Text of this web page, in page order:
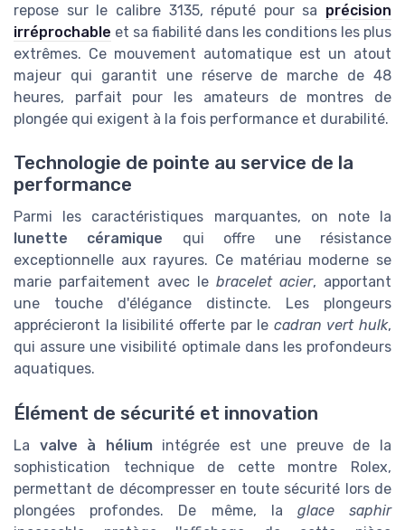
repose sur le calibre 3135, réputé pour sa précision
irréprochable et sa fiabilité dans les conditions les plus
extrêmes. Ce mouvement automatique est un atout
majeur qui garantit une réserve de marche de 48
heures, parfait pour les amateurs de montres de
plongée qui exigent à la fois performance et durabilité.
Technologie de pointe au service de la
performance
Parmi les caractéristiques marquantes, on note la
lunette céramique qui offre une résistance
exceptionnelle aux rayures. Ce matériau moderne se
marie parfaitement avec le bracelet acier, apportant
une touche d'élégance distincte. Les plongeurs
apprécieront la lisibilité offerte par le cadran vert hulk,
qui assure une visibilité optimale dans les profondeurs
aquatiques.
Élément de sécurité et innovation
La valve à héliumintégrée est une preuve de la
sophistication technique de cette montre Rolex,
permettant de décompresser en toute sécurité lors de
plongées profondes. De même, la glace saphir